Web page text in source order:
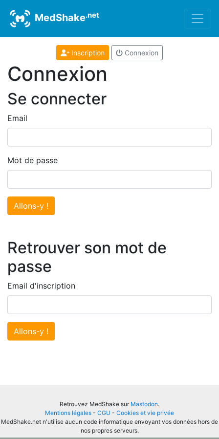
MedShake.net
Inscription Connexion
Connexion
Se connecter
Email
Mot de passe
Allons-y !
Retrouver son mot de
passe
Email d'inscription
Allons-y !
Retrouvez MedShake sur Mastodon.
Mentions légales - CGU - Cookies et vie privée
MedShake.net n'utilise aucun code informatique envoyant vos données hors de
nos propres serveurs.